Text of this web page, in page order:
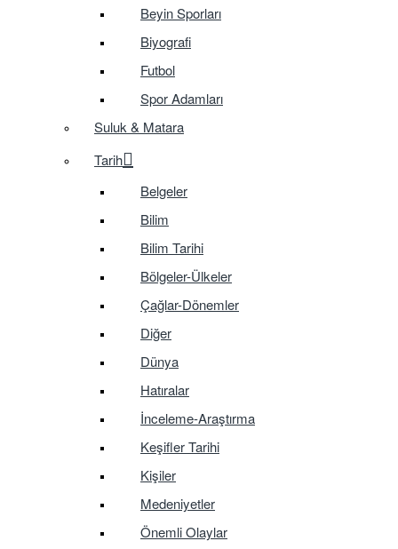
Beyin Sporları
Biyografi
Futbol
Spor Adamları
Suluk & Matara
Tarih
Belgeler
Bilim
Bilim Tarihi
Bölgeler-Ülkeler
Çağlar-Dönemler
Diğer
Dünya
Hatıralar
İnceleme-Araştırma
Keşifler Tarihi
Kişiler
Medeniyetler
Önemli Olaylar